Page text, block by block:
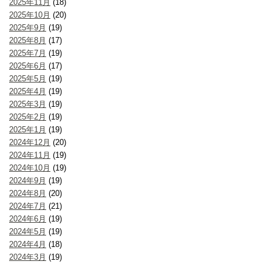
2025年11月 (18)
2025年10月 (20)
2025年9月 (19)
2025年8月 (17)
2025年7月 (19)
2025年6月 (17)
2025年5月 (19)
2025年4月 (19)
2025年3月 (19)
2025年2月 (19)
2025年1月 (19)
2024年12月 (20)
2024年11月 (19)
2024年10月 (19)
2024年9月 (19)
2024年8月 (20)
2024年7月 (21)
2024年6月 (19)
2024年5月 (19)
2024年4月 (18)
2024年3月 (19)